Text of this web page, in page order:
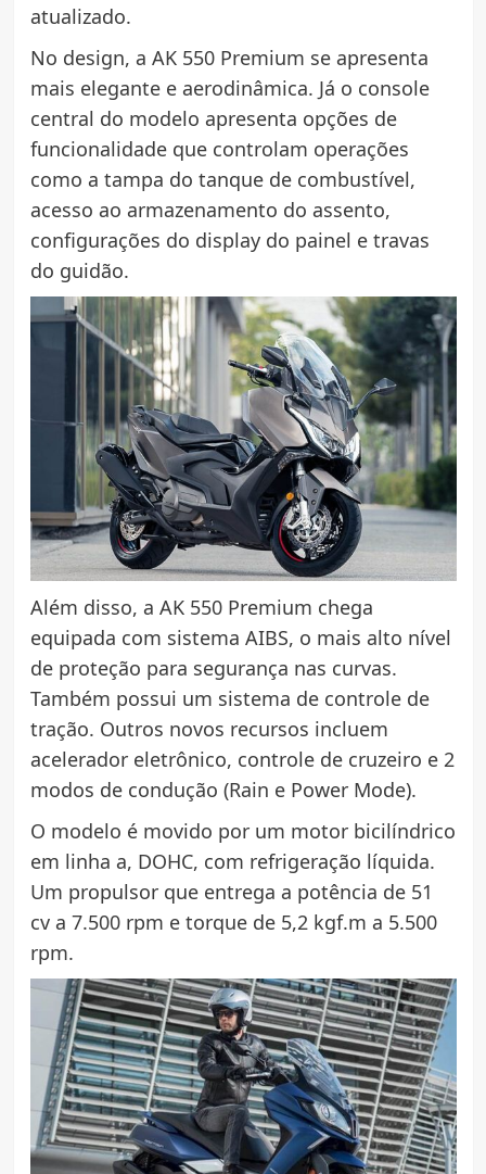
atualizado.
No design, a AK 550 Premium se apresenta
mais elegante e aerodinâmica. Já o console
central do modelo apresenta opções de
funcionalidade que controlam operações
como a tampa do tanque de combustível,
acesso ao armazenamento do assento,
configurações do display do painel e travas
do guidão.
Além disso, a AK 550 Premium chega
equipada com sistema AIBS, o mais alto nível
de proteção para segurança nas curvas.
Também possui um sistema de controle de
tração. Outros novos recursos incluem
acelerador eletrônico, controle de cruzeiro e 2
modos de condução (Rain e Power Mode).
O modelo é movido por um motor bicilíndrico
em linha a, DOHC, com refrigeração líquida.
Um propulsor que entrega a potência de 51
cv a 7.500 rpm e torque de 5,2 kgf.m a 5.500
rpm.